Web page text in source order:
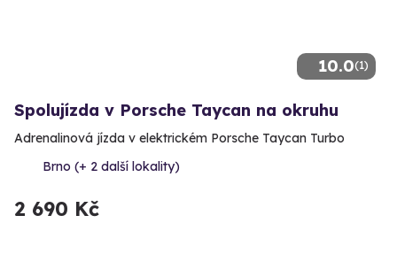
10.0(1)
Spolujízda v Porsche Taycan na okruhu
Adrenalinová jízda v elektrickém Porsche Taycan Turbo
Brno (+ 2 další lokality)
2 690 Kč